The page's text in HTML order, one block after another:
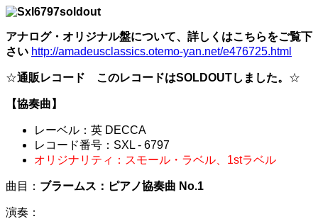
アナログ・オリジナル盤について、詳しくはこちらをご覧下
さい http://amadeusclassics.otemo-yan.net/e476725.html
☆通販レコード このレコードはSOLDOUTしました。 ☆
【協奏曲】
レーベル：英 DECCA
レコード番号：SXL - 6797
オリジナリティ：スモール・ラベル、1stラベル
曲目： ブラームス：ピアノ協奏曲 No.1
演奏：